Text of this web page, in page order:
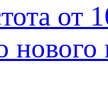
от
нового